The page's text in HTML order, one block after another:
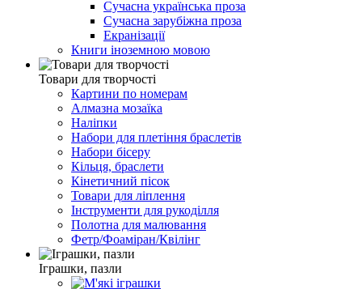
Сучасна українська проза
Сучасна зарубіжна проза
Екранізації
Книги іноземною мовою
Товари для творчості
Картини по номерам
Алмазна мозаїка
Наліпки
Набори для плетіння браслетів
Набори бісеру
Кільця, браслети
Кінетичний пісок
Товари для ліплення
Інструменти для рукоділля
Полотна для малювання
Фетр/Фоаміран/Квілінг
Іграшки, пазли